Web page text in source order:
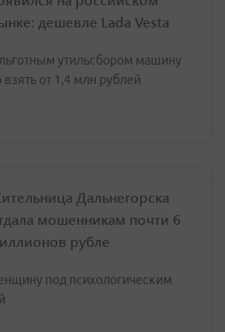
дешевле Lada Vesta
утильсбором машину
от 1,4 млн рублей
Дальнегорска
мошенникам почти 6
рубле
под психологическим